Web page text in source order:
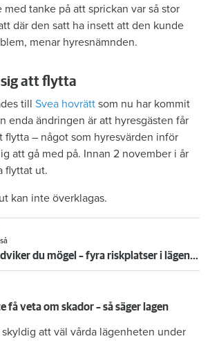
med tanke på att sprickan var så stor
där den satt ha insett att den kunde
menar hyresnämnden.
sig att flytta
till Svea hovrätt som nu har kommit
enda ändringen är att hyresgästen får
flytta – något som hyresvärden inför
att gå med på. Innan 2 november i år
flyttat ut.
kan inte överklagas.
Så undviker du mögel – fyra riskplatser i lägenheten: ”Måste städa bort”
få veta om skador – så säger lagen
skyldig att väl vårda lägenheten under